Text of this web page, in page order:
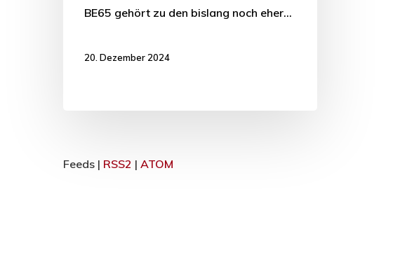
BE65 gehört zu den bislang noch eher…
20. Dezember 2024
Feeds | RSS2 | ATOM